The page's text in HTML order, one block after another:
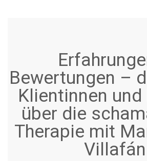
Bewertungen –
Klientinnen
über die
Therapie mit
Villafán